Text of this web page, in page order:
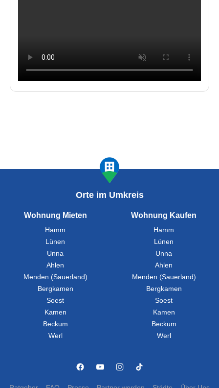
Orte im Umkreis
Wohnung Mieten
Hamm
Lünen
Unna
Ahlen
Menden (Sauerland)
Bergkamen
Soest
Kamen
Beckum
Werl
Wohnung Kaufen
Hamm
Lünen
Unna
Ahlen
Menden (Sauerland)
Bergkamen
Soest
Kamen
Beckum
Werl